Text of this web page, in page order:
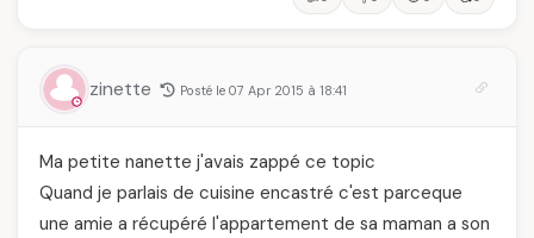
zinette Posté le 07 Apr 2015 à 18:41
Ma petite nanette j'avais zappé ce topic
Quand je parlais de cuisine encastré c'est parceque
une amie a récupéré l'appartement de sa maman a son